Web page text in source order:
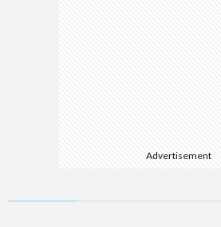
Advertisement